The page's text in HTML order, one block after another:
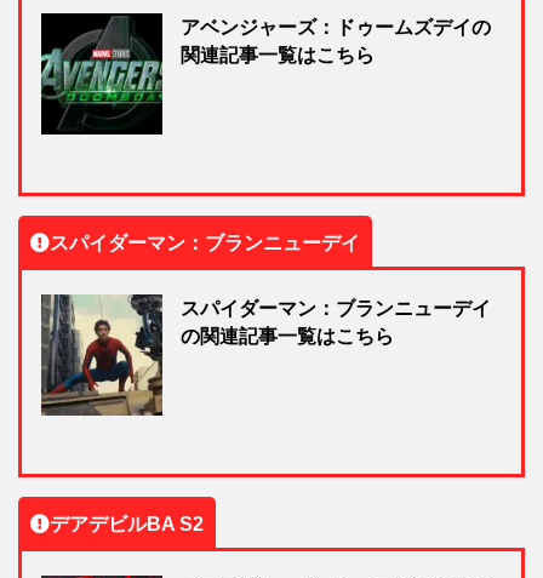
アベンジャーズ：ドゥームズデイの
関連記事一覧はこちら
スパイダーマン：ブランニューデイ
スパイダーマン：ブランニューデイ
の関連記事一覧はこちら
デアデビルBA S2